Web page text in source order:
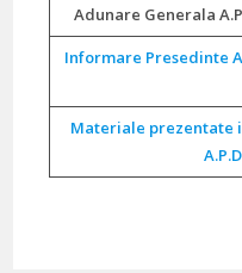
Adunare Generala
Informare Presedinte
Materiale prezentate